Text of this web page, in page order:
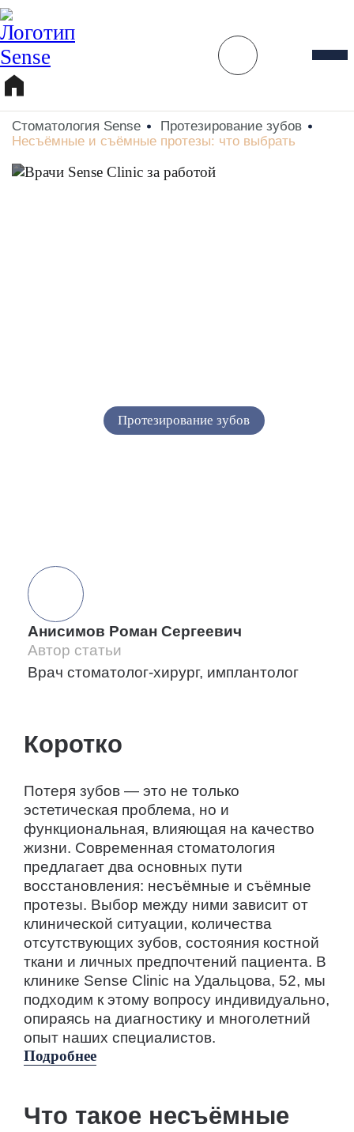
Стоматология Sense
Протезирование зубов
Несъёмные и съёмные протезы: что выбрать
Протезирование зубов
Анисимов Роман Сергеевич
Автор статьи
Врач стоматолог-хирург, имплантолог
Коротко
Потеря зубов — это не только
эстетическая проблема, но и
функциональная, влияющая на качество
жизни. Современная стоматология
предлагает два основных пути
восстановления: несъёмные и съёмные
протезы. Выбор между ними зависит от
клинической ситуации, количества
отсутствующих зубов, состояния костной
ткани и личных предпочтений пациента. В
клинике Sense Clinic на Удальцова, 52, мы
подходим к этому вопросу индивидуально,
опираясь на диагностику и многолетний
опыт наших специалистов.
Подробнее
Что такое несъёмные